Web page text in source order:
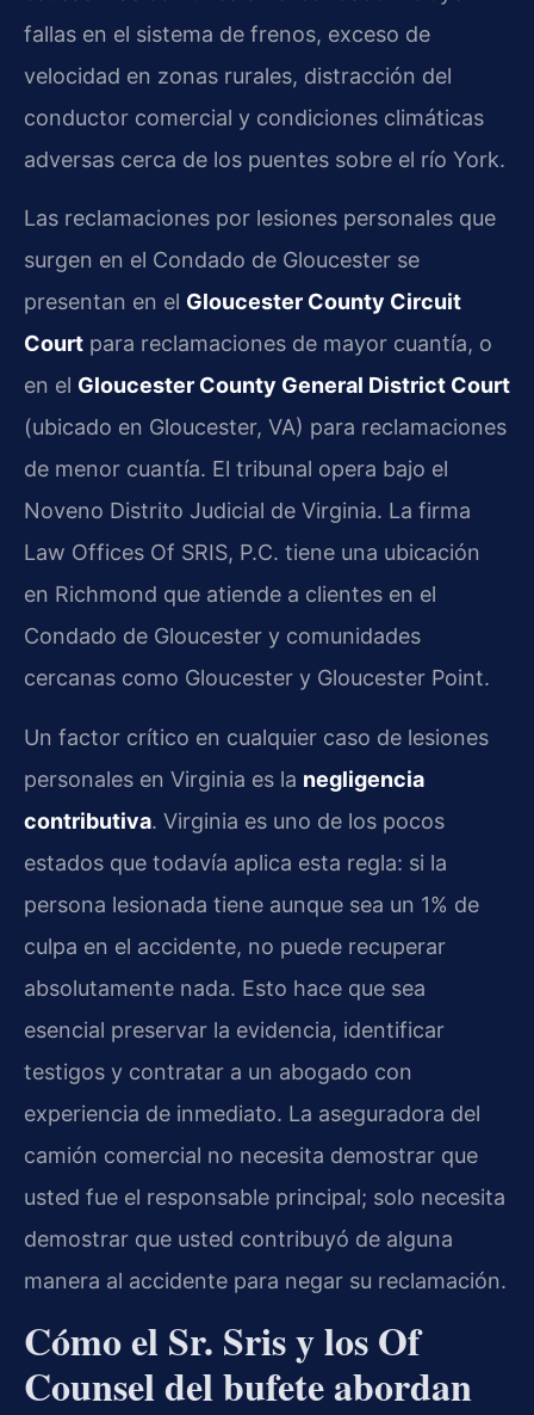
fallas en el sistema de frenos, exceso de
velocidad en zonas rurales, distracción del
conductor comercial y condiciones climáticas
adversas cerca de los puentes sobre el río York.
Las reclamaciones por lesiones personales que
surgen en el Condado de Gloucester se
presentan en el Gloucester County Circuit
Court para reclamaciones de mayor cuantía, o
en el Gloucester County General District Court
(ubicado en Gloucester, VA) para reclamaciones
de menor cuantía. El tribunal opera bajo el
Noveno Distrito Judicial de Virginia. La firma
Law Offices Of SRIS, P.C. tiene una ubicación
en Richmond que atiende a clientes en el
Condado de Gloucester y comunidades
cercanas como Gloucester y Gloucester Point.
Un factor crítico en cualquier caso de lesiones
personales en Virginia es la negligencia
contributiva. Virginia es uno de los pocos
estados que todavía aplica esta regla: si la
persona lesionada tiene aunque sea un 1% de
culpa en el accidente, no puede recuperar
absolutamente nada. Esto hace que sea
esencial preservar la evidencia, identificar
testigos y contratar a un abogado con
experiencia de inmediato. La aseguradora del
camión comercial no necesita demostrar que
usted fue el responsable principal; solo necesita
demostrar que usted contribuyó de alguna
manera al accidente para negar su reclamación.
Cómo el Sr. Sris y los Of
Counsel del bufete abordan